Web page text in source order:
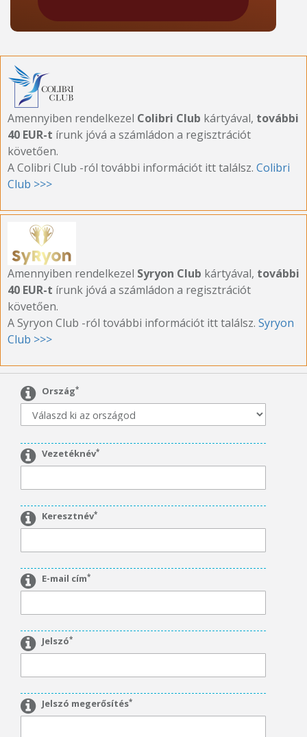
Amennyiben rendelkezel Colibri Club kártyával, további
40 EUR-t írunk jóvá a számládon a regisztrációt
követően.
A Colibri Club -ról további információt itt találsz. Colibri
Club >>>
Amennyiben rendelkezel Syryon Club kártyával, további
40 EUR-t írunk jóvá a számládon a regisztrációt
követően.
A Syryon Club -ról további információt itt találsz. Syryon
Club >>>
Ország*
Vezetéknév*
Keresztnév*
E-mail cím*
Jelszó*
Jelszó megerősítés*